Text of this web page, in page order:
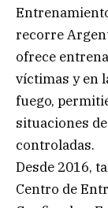
recorre
ofrece
víctimas y en
fuego,
situaciones
controladas.
Desde 2016,
Centro de